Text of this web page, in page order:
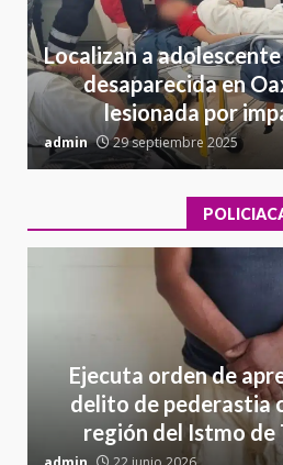
Localizan a
desaparecida en
lesionada por
admin 29 septiembre 2025
Ejecuta orden de
delito de pederastia
región del Istmo de